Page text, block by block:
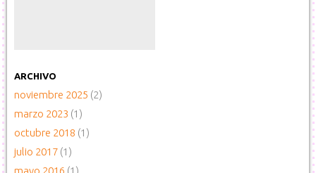
ARCHIVO
noviembre 2025 (2)
marzo 2023 (1)
octubre 2018 (1)
julio 2017 (1)
mayo 2016 (1)